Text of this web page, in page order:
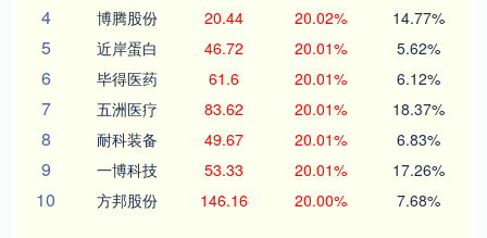
4 博腾股份 20.44 20.02% 14.77%
5 近岸蛋白 46.72 20.01% 5.62%
6 毕得医药 61.6 20.01% 6.12%
7 五洲医疗 83.62 20.01% 18.37%
8 耐科装备 49.67 20.01% 6.83%
9 一博科技 53.33 20.01% 17.26%
10 方邦股份 146.16 20.00% 7.68%